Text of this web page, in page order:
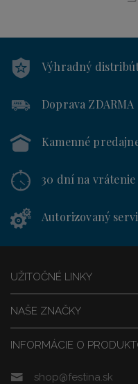
Výhradný
Doprava ZDARMA
Kamenné
30 dní na
Autorizovaný
INFORMÁCIE O
shop@festina.sk
NAŠE ZNAČKY
UŽITOČNÉ LINKY